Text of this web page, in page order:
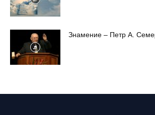
Знамение – Петр А.